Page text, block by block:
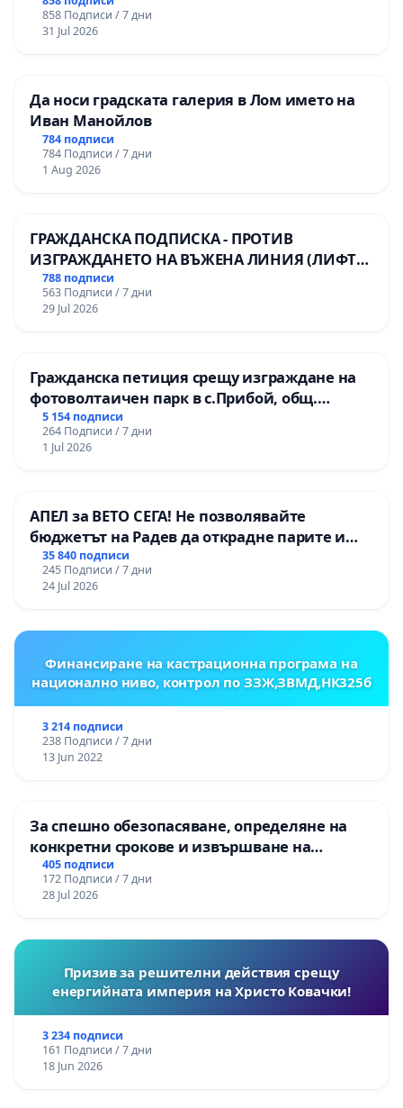
858 Подписи / 7 дни
31 Jul 2026
Да носи градската галерия в Лом името на
Иван Манойлов
784 подписи
784 Подписи / 7 дни
1 Aug 2026
ГРАЖДАНСКА ПОДПИСКА - ПРОТИВ
ИЗГРАЖДАНЕТО НА ВЪЖЕНА ЛИНИЯ (ЛИФТ)
НА ТЕРИТОРИЯТА НА ПРИРОДНА
ЗАБЕЛЕЖИТЕЛНОСТ „ХЪЛМ НА
ОСВОБОДИТЕЛИТЕ“ (БУНАРДЖИК)
788 подписи
563 Подписи / 7 дни
29 Jul 2026
Гражданска петиция срещу изграждане на
фотоволтаичен парк в с.Прибой, общ.
Радомир
5 154 подписи
264 Подписи / 7 дни
1 Jul 2026
АПЕЛ за ВЕТО СЕГА! Не позволявайте
бюджетът на Радев да открадне парите и
правата ни в тъмното
35 840 подписи
245 Подписи / 7 дни
24 Jul 2026
Финансиране на кастрационна програма на
национално ниво, контрол по ЗЗЖ,ЗВМД,НК325б
3 214 подписи
238 Подписи / 7 дни
13 Jun 2022
За спешно обезопасяване, определяне на
конкретни срокове и извършване на
цялостна рехабилитация на
републиканския път между пътен възел АМ
„Тракия“ - гр. Ихтиман - с. Мирово - к.к.
405 подписи
172 Подписи / 7 дни
28 Jul 2026
Призив за решителни действия срещу
енергийната империя на Христо Ковачки!
3 234 подписи
161 Подписи / 7 дни
18 Jun 2026